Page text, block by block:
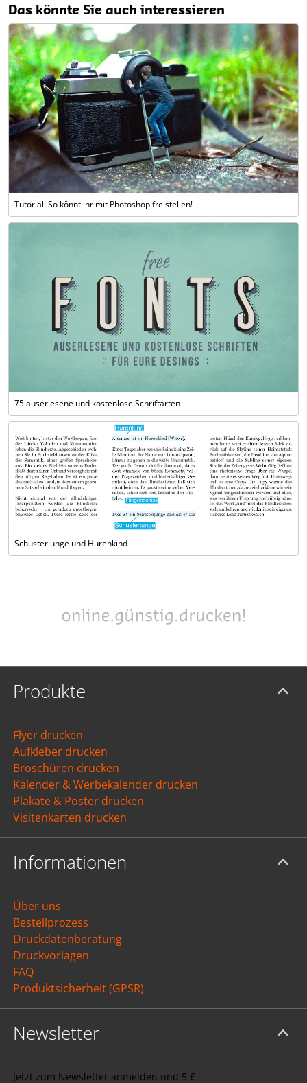
Das könnte Sie auch interessieren
Tutorial: So könnt ihr mit Photoshop freistellen!
75 auserlesene und kostenlose Schriftarten
Schusterjunge und Hurenkind
Produkte
Flyer drucken
Aufkleber drucken
Broschüren drucken
Kalender & Werbekalender drucken
Plakate & Poster drucken
Visitenkarten drucken
Informationen
Über uns
Bestellprozess
Druckdatenberatung
Druckvorlagen
FAQ
Produktsicherheit (GPSR)
Newsletter
Jetzt zum Newsletter anmelden und 5 €